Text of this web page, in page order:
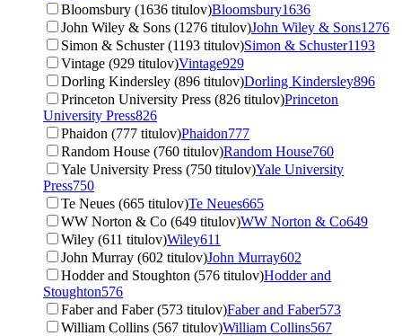
Bloomsbury (1636 titulov)Bloomsbury1636
John Wiley & Sons (1276 titulov)John Wiley & Sons1276
Simon & Schuster (1193 titulov)Simon & Schuster1193
Vintage (929 titulov)Vintage929
Dorling Kindersley (896 titulov)Dorling Kindersley896
Princeton University Press (826 titulov)Princeton
University Press826
Phaidon (777 titulov)Phaidon777
Random House (760 titulov)Random House760
Yale University Press (750 titulov)Yale University
Press750
Te Neues (665 titulov)Te Neues665
WW Norton & Co (649 titulov)WW Norton & Co649
Wiley (611 titulov)Wiley611
John Murray (602 titulov)John Murray602
Hodder and Stoughton (576 titulov)Hodder and
Stoughton576
Faber and Faber (573 titulov)Faber and Faber573
William Collins (567 titulov)William Collins567